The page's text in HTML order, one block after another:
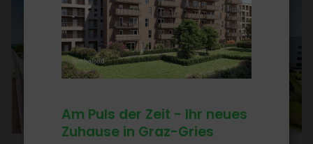
Am Puls der Zeit - Ihr neues
Zuhause in Graz-Gries